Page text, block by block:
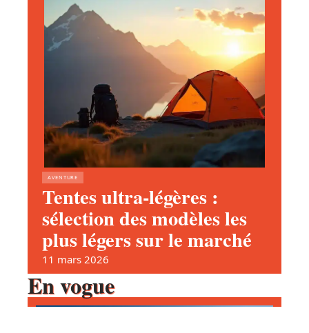
AVENTURE
Tentes ultra-légères :
sélection des modèles les
plus légers sur le marché
11 mars 2026
En vogue